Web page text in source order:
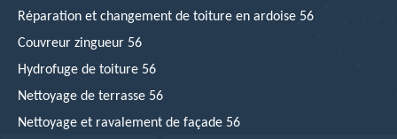
Réparation et changement de toiture en ardoise 56
Couvreur zingueur 56
Hydrofuge de toiture 56
Nettoyage de terrasse 56
Nettoyage et ravalement de façade 56